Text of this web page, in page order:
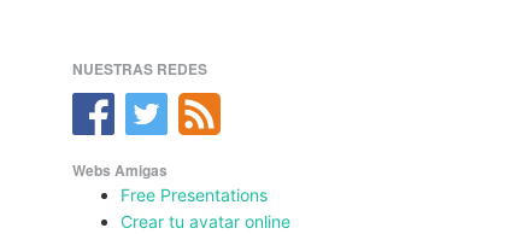
NUESTRAS REDES
Webs Amigas
Free Presentations
Crear tu avatar online